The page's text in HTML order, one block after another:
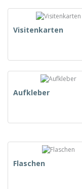
Visitenkarten
Aufkleber
Flaschen